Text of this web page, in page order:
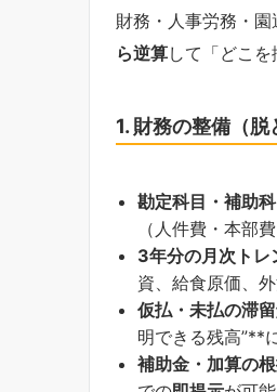
財務・人事労務・
ら逆算して「どこ
1. 財務の整備（脱
勘定科目・補助
（人件費・本部
3年分の月次トレ
資、給食原価、
仮払・未払の滞
明できる残高”**に
補助金・加算の